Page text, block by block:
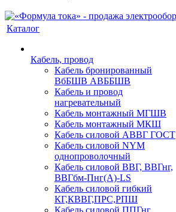
Каталог
Кабель, провод
Кабель бронированный
ВбБШВ АВББШВ
Кабель и провод
нагревательный
Кабель монтажный МГШВ
Кабель монтажный МКШ
Кабель силовой АВВГ ГОСТ
Кабель силовой NYM
однопроволочный
Кабель силовой ВВГ, ВВГнг,
ВВГбм-Пнг(А)-LS
Кабель силовой гибкий
КГ,КВВГ,ПРС,РПШ